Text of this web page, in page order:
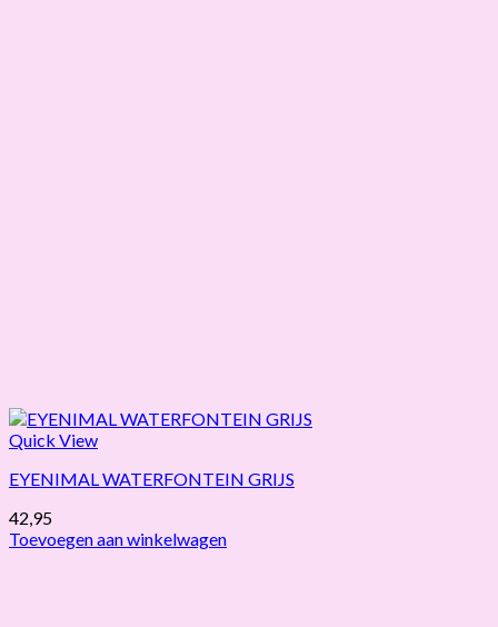
Quick View
EYENIMAL WATERFONTEIN GRIJS
42,95
Toevoegen aan winkelwagen